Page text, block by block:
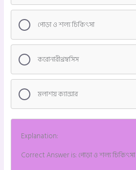
পোড়া ও শল্য চিকিৎসা
করোনারীথ্রম্বসিস
মলাশয় ক্যান্সার
Explanation:
Correct Answer is: পোড়া ও শল্য চিকিৎসা